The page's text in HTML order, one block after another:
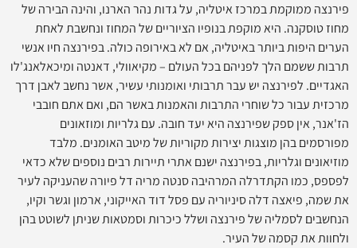
פירנצה ממוקמת במרכז איטליה, על גדות נהר הארנו, והינה הבירה של
מחוז טוסקנה. היא מוקפת בנופיו הציוריים של המחוז ונחשבת לאחת
הערים היפות ביותר באיטליה, אם לא באירופה כולה. בפירנצה חיו אנשי
תרבות ששמם הלך לפניהם בכל העולם – מקיאוולי, דאנטה ומיכאלאנג'לו
האגדיים. לפירנצה יש עבר תרבותי ואומנותי עשיר, אשר נחשב לאבן דרך
מרכזית עבור כל שוחרי התרבות והאמנות באשר הם, ואם אתם חובבי
הז'אנר, אין ספק שפירנצה היא יעד חובה. עם גלריות ומוזאונים
מפורסמים בהן מוצגות יצירות מקוריות של מיטב האומנים. מלבד
מוזיאונים וגלריות, בפירנצה ישנם אתרי תיירות רבים נוספים שלא כדאי
לפספס, כמו הקתדרלה המרהיבה סנטה מריה דל פיורה שהעניקה לעיר
את שמה, פיאצה דלה סיניוריה עם פסל דוד האייקוני, ארמון וגשר וקיו,
הנחשבים לסמליה של פירנצה ושלל כיכרות וסמטאות שניתן לשוטט בהן
ולחוות את קסמה של העיר.